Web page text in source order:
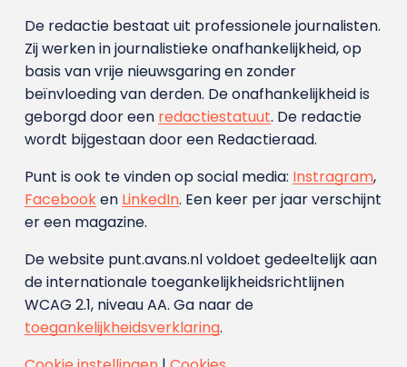
De redactie bestaat uit professionele journalisten.
Zij werken in journalistieke onafhankelijkheid, op
basis van vrije nieuwsgaring en zonder
beïnvloeding van derden. De onafhankelijkheid is
geborgd door een redactiestatuut. De redactie
wordt bijgestaan door een Redactieraad.
Punt is ook te vinden op social media: Instragram,
Facebooken LinkedIn. Een keer per jaar verschijnt
er een magazine.
De website punt.avans.nl voldoet gedeeltelijk aan
de internationale toegankelijkheidsrichtlijnen
WCAG 2.1, niveau AA. Ga naar de
toegankelijkheidsverklaring.